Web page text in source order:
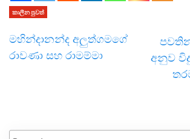
කාලීන පුවත්
මහින්දානන්ද අලුත්ගමගේ
රාවණා සහ රාමම්මා
අනුව